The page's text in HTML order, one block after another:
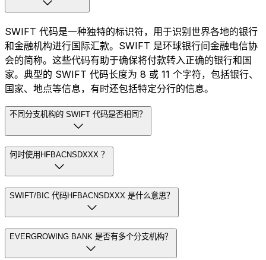
SWIFT 代码是一种独特的标识符，用于识别世界各地的银行
和金融机构进行国际汇款。SWIFT 是环球银行间金融电信协
会的简称。这些代码有助于确保将付款转入正确的银行和国
家。典型的 SWIFT 代码长度为 8 或 11 个字符，包括银行、
国家、地点等信息，有时还包括特定分行的信息。
不同分支机构的 SWIFT 代码是否相同？
何时使用HFBACNSDXXX ？
SWIFT/BIC 代码HFBACNSDXXX 是什么意思？
EVERGROWING BANK 是否有多个分支机构？